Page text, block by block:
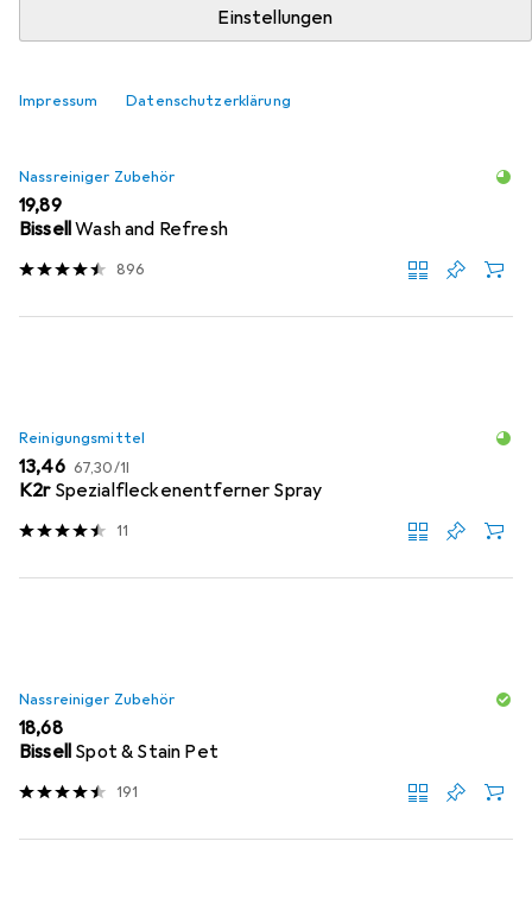
Einstellungen
Impressum Datenschutzerklärung
Nassreiniger Zubehör
EUR
19,89
BissellWash and Refresh
896
Reinigungsmittel
EUR
13,46 EUR
67,30/1l
K2r Spezialfleckenentferner Spray
11
Nassreiniger Zubehör
EUR
18,68
Bissell Spot & Stain Pet
191